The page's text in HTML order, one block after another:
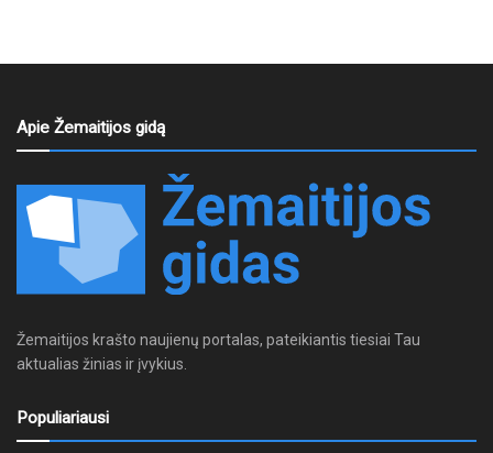
Apie Žemaitijos gidą
Žemaitijos krašto naujienų portalas, pateikiantis tiesiai Tau
aktualias žinias ir įvykius.
Populiariausi